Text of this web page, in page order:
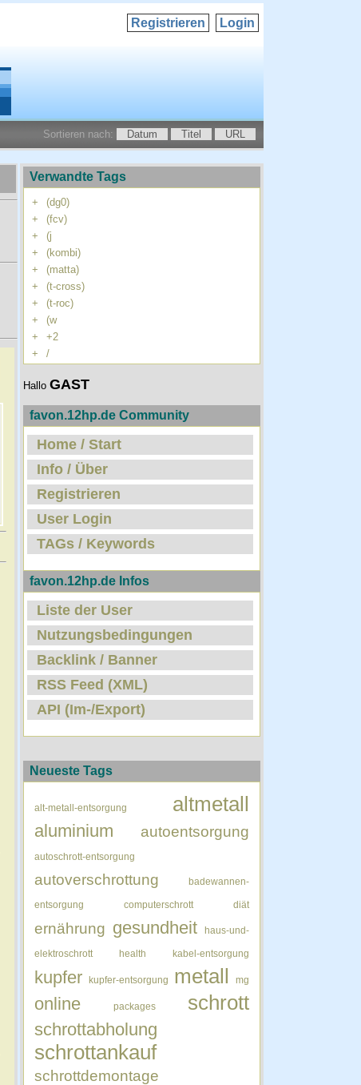
Login
Registrieren
Sortieren nach: Datum Titel URL
Verwandte Tags
+
(dg0)
+
(fcv)
+
(j
+
(kombi)
+
(matta)
+
(t-cross)
+
(t-roc)
+
(w
+
+2
+
/
Hallo GAST
favon.12hp.de Community
Home / Start
Info / Über
Registrieren
User Login
TAGs / Keywords
favon.12hp.de Infos
Liste der User
Nutzungsbedingungen
Backlink / Banner
RSS Feed (XML)
API (Im-/Export)
Neueste Tags
alt-metall-entsorgung altmetall
aluminium autoentsorgung
autoschrott-entsorgung
autoverschrottung badewannen-
entsorgung computerschrott diät
ernährung gesundheit haus-und-
elektroschrott health kabel-entsorgung
kupfer kupfer-entsorgung metall mg
online packages schrott
schrottabholung
schrottankauf
schrottdemontage